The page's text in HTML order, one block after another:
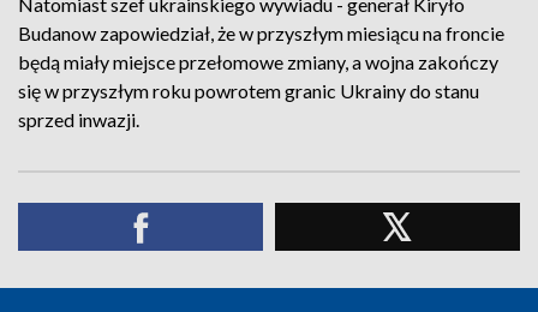
Budanow zapowiedział, że w przyszłym miesiącu na froncie
będą miały miejsce przełomowe zmiany, a wojna zakończy
się w przyszłym roku powrotem granic Ukrainy do stanu
sprzed inwazji.